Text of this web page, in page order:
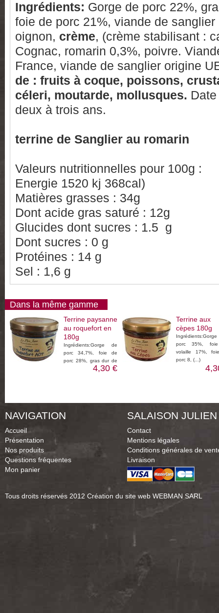
Ingrédients: Gorge de porc 22%,
foie de porc 21%, viande de
oignon, crème, (crème stabilisant :
Cognac, romarin 0,3%, poivre.
France, viande de sanglier origine
de : fruits à coque, poissons,
céleri, moutarde, mollusques.
deux à trois ans.
terrine de Sanglier au romarin
Valeurs nutritionnelles pour 100g :
Energie 1520 kj 368cal)
Matières grasses : 34g
Dont acide gras saturé : 12g
Glucides dont sucres : 1.5 g
Dont sucres : 0 g
Protéines : 14 g
Sel : 1,6 g
Dans la même gamme
Terrine paysanne
au roquefort en
180g
Ingrédients:Gorge de
porc 34,7%, foie de
porc 28%, gras dur de
4,30 €
Terrine aux
cèpes 180g
porc 35%,
volaille 17%,
porc 8, (...)
NAVIGATION
Accueil
Présentation
Nos produits
Questions fréquentes
Mon panier
SALAISON JULIEN
Contact
Mentions légales
Conditions générales de
Livraison
Tous droits réservés 2012 Création du site web WEBMAN SARL